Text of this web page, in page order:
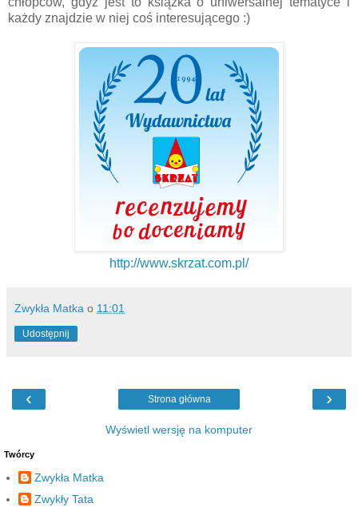
każdy znajdzie w niej coś interesującego :)
http://www.skrzat.com.pl/
Zwykła Matka o 11:01
Udostępnij
‹ ›
Strona główna
Wyświetl wersję na komputer
Twórcy
Zwykła Matka
Zwykły Tata